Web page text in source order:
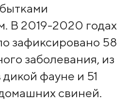
В 2019-2020 годах
зафиксировано 58
заболевания, из
дикой фауне и 51
свиней.